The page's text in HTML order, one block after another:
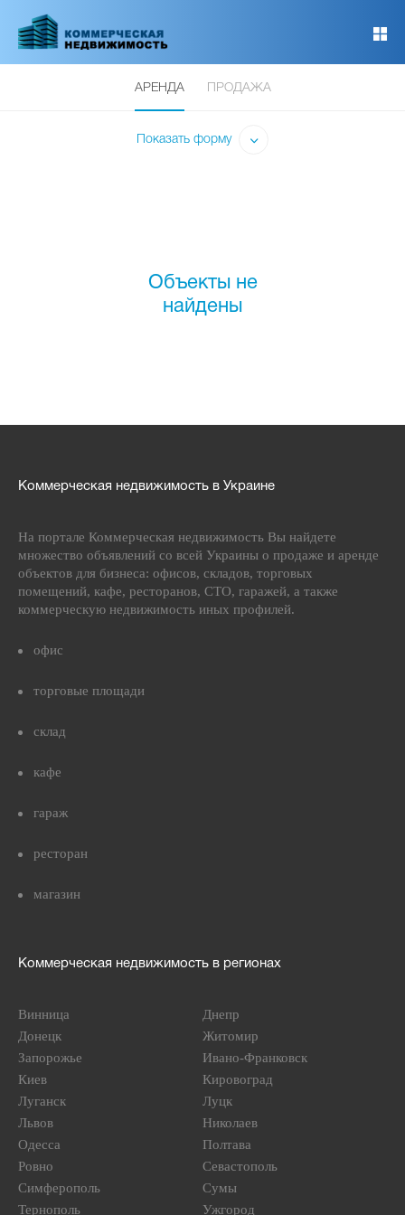
основному
АРЕНДА ПРОДАЖА
Показать форму
Объекты не
найдены
Коммерческая недвижимость в Украине
На портале Коммерческая недвижимость Вы найдете
множество объявлений со всей Украины о продаже и аренде
объектов для бизнеса: офисов, складов, торговых
помещений, кафе, ресторанов, СТО, гаражей, а также
коммерческую недвижимость иных профилей.
офис
торговые площади
склад
кафе
гараж
ресторан
магазин
Коммерческая недвижимость в регионах
Винница
Днепр
Донецк
Житомир
Запорожье
Ивано-Франковск
Киев
Кировоград
Луганск
Луцк
Львов
Николаев
Одесса
Полтава
Ровно
Севастополь
Симферополь
Сумы
Тернополь
Ужгород